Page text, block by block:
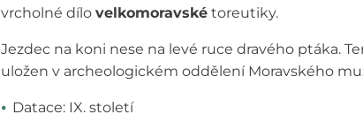
vrcholné dílo velkomoravské toreutiky.
Jezdec na koni nese na levé ruce dravého ptáka.
uložen v archeologickém oddělení Moravského
Datace: IX. století